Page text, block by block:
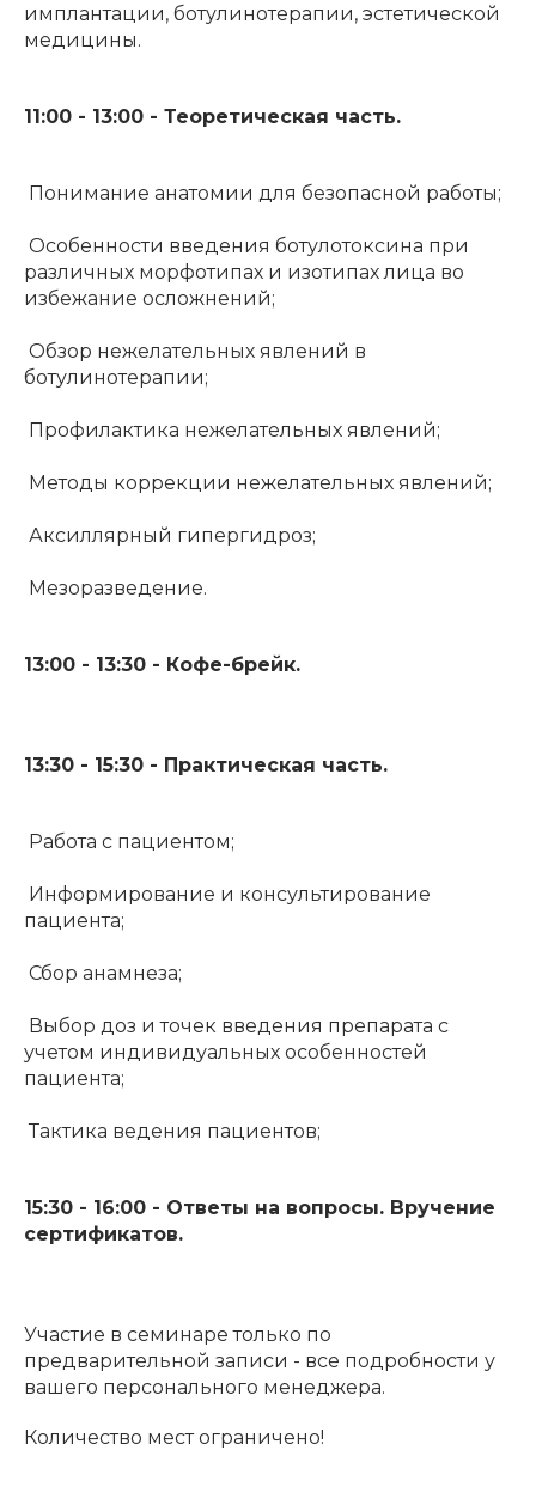
имплантации, ботулинотерапии, эстетической
медицины.
11:00 - 13:00 - Теоретическая часть.
Понимание анатомии для безопасной работы;
Особенности введения ботулотоксина при
различных морфотипах и изотипах лица во
избежание осложнений;
Обзор нежелательных явлений в
ботулинотерапии;
Профилактика нежелательных явлений;
Методы коррекции нежелательных явлений;
Аксиллярный гипергидроз;
Мезоразведение.
13:00 - 13:30 - Кофе-брейк.
13:30 - 15:30 - Практическая часть.
Работа с пациентом;
Информирование и консультирование
пациента;
Сбор анамнеза;
Выбор доз и точек введения препарата с
учетом индивидуальных особенностей
пациента;
Тактика ведения пациентов;
15:30 - 16:00 - Ответы на вопросы. Вручение
сертификатов.
Участие в семинаре только по
предварительной записи - все подробности у
вашего персонального менеджера.
Количество мест ограничено!